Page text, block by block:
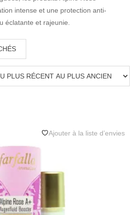
intense et une protection anti-
éclatante et rajeunie.
Ajouter à la liste d’envies